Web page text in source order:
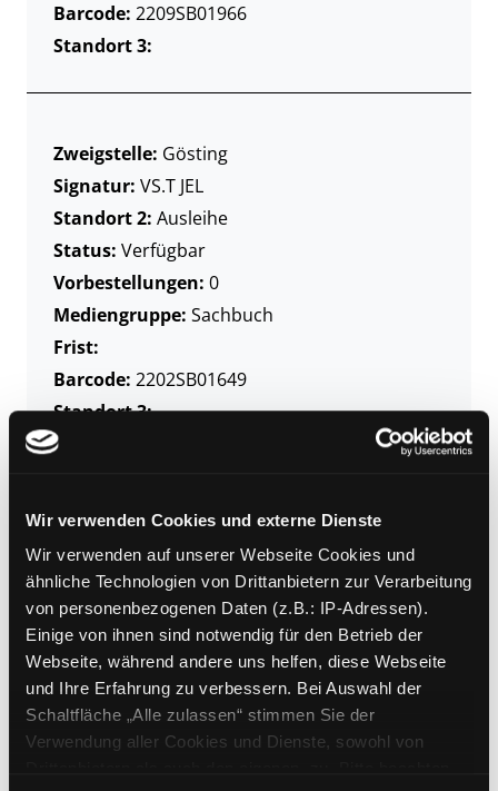
Wir verwenden Cookies und externe Dienste
Wir verwenden auf unserer Webseite Cookies und
ähnliche Technologien von Drittanbietern zur Verarbeitung
von personenbezogenen Daten (z.B.: IP-Adressen).
Einige von ihnen sind notwendig für den Betrieb der
Webseite, während andere uns helfen, diese Webseite
und Ihre Erfahrung zu verbessern. Bei Auswahl der
Schaltfläche „Alle zulassen“ stimmen Sie der
Verwendung aller Cookies und Dienste, sowohl von
Barcode: 2209SB01966
Standort 3:
Zweigstelle: Gösting
Signatur: VS.T JEL
Standort 2: Ausleihe
Status: Verfügbar
Vorbestellungen: 0
Mediengruppe: Sachbuch
Frist:
Barcode: 2202SB01649
Standort 3:
Zweigstelle:Nord - Geidorf
Signatur:VS.T JEL
Standort 2: Ausleihe
Status: Verfügbar
Vorbestellungen:0
Mediengruppe:Sachbuch
Frist:
Barcode: 2208SB02584